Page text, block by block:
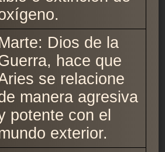
Dios de la
hace que
se relacione
manera agresiva
potente con el
exterior.